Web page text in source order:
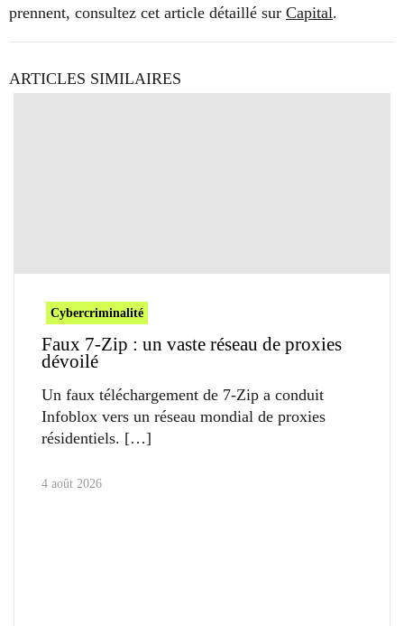
prennent, consultez cet article détaillé sur Capital.
ARTICLES SIMILAIRES
Cybercriminalité
Faux 7-Zip : un vaste réseau de proxies
dévoilé
Un faux téléchargement de 7-Zip a conduit
Infoblox vers un réseau mondial de proxies
résidentiels.
4 août 2026